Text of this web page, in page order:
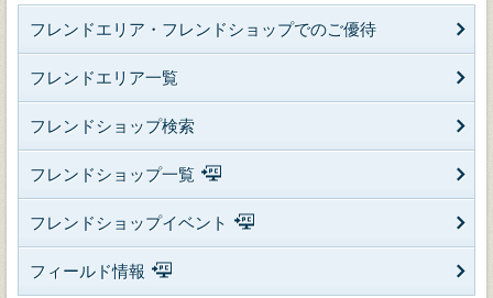
フレンドエリア・フレンドショップでのご優待
フレンドエリア一覧
フレンドショップ検索
フレンドショップ一覧
フレンドショップイベント
フィールド情報